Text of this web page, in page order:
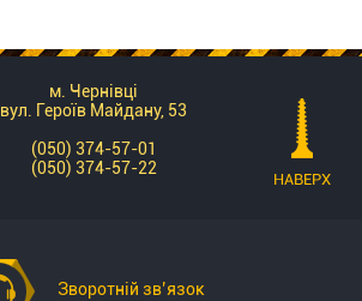
м. Чернівці
вул. Героїв Майдану, 53
(050) 374-57-01
(050) 374-57-22
Зворотній зв’язок
НАВЕРХ